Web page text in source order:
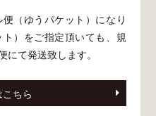
（ゆうパケット）になり
）をご指定頂いても、規
て発送致します。
ちら